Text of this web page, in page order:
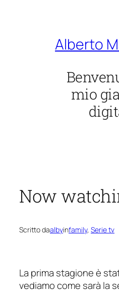
Alberto
mio
Now
Scritto daalbyinfamily, Serie tv
La prima stagione è
vediamo come sarà la